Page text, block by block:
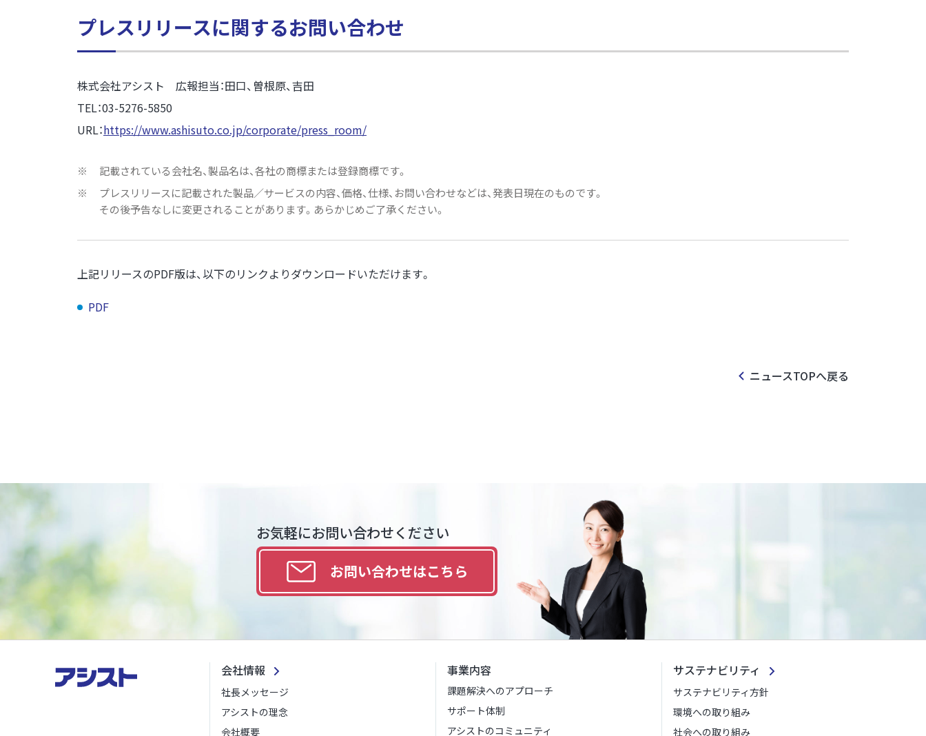
プレスリリースに関するお問い合わせ
株式会社アシスト 広報担当：田口、曽根原、吉田
TEL：03-5276-5850
URL：https://www.ashisuto.co.jp/corporate/press_room/
※
記載されている会社名、製品名は、各社の商標または登録商標です。
※
プレスリリースに記載された製品／サービスの内容、価格、仕様、お問い合わせなどは、発表日現在のものです。
その後予告なしに変更されることがあります。あらかじめご了承ください。
上記リリースのPDF版は、以下のリンクよりダウンロードいただけます。
PDF
ニュースTOPへ戻る
お気軽にお問い合わせください
お問い合わせはこちら
会社情報
社長メッセージ
アシストの理念
会社概要
事業内容
課題解決へのアプローチ
サポート体制
アシストのコミュニティ
サステナビリティ
サステナビリティ方針
環境への取り組み
社会への取り組み